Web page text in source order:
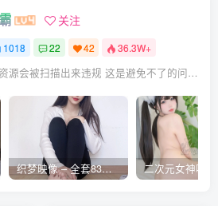
关注
1018 22 42 36.3W+
网盘有些资源会被扫描出来违规 这是避免不了的问题 遇到失效的请评论回复 后面会整理重新打包上传补档
织梦映像 – 全套83期及视频合集[609G-2026..08]